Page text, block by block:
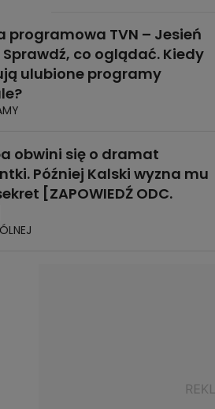
programowa TVN – Jesień
co oglądać. Kiedy
ulubione programy
obwini się o dramat
Później Kalski wyzna mu
[ZAPOWIEDŹ ODC.